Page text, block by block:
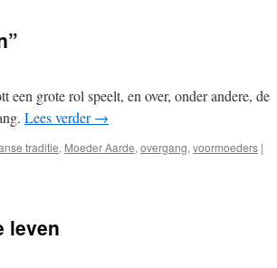
grote rol speelt, en over, onder andere, de
Lees verder→
traditie, Moeder Aarde, overgang, voormoeders |
leven